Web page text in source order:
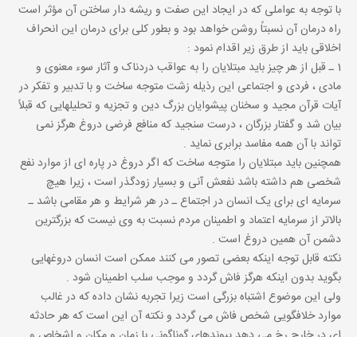
با توجه به عواملى که در ایجاد این صفت و ریشه دار ساختن آن مؤثر است
راه درمان آن نسبتاً روشن خواهد بود و بطور کلى براى درمان این انحراف
اخلاقى باید از طرق زیر اقدام نمود :
1 ـ قبل از هر چیز باید مبتلایان را به عواقب دردناک و آثار سوء معنوى و
مادى ، فردى و اجتماعى این رذیله زشت متوجه ساخت و با تدبیر و تفکر در
آیات قرآن مجید و سخنان پیشوایان بزرگ دین و تجزیه و تحلیلهایى که قبلاً
بیان شد و گفتار بزرگان ، درست سنجید که منافع فرضى دروغ هرگز نمى
تواند با آن همه مفاسد برابرى نماید .
همچنین باید مبتلایان را متوجه ساخت که اگر دروغ در پاره اى از موارد نفع
شخصى هم داشته باشد نفعش آنى و بسیار زودگذر است ، زیرا هیچ
سرمایه اى براى یک انسان در اجتماع ـ در هر شرایط و هر مقامى باشد ـ
بالاتر از سرمایه اعتماد و اطمینان مردم نسبت به وى نیست که بزرگترین
دشمن آن همین دروغ است .
نکته قابل توجه اینکه بعضى تصور مى کنند ممکن است انسان دروغهایى
بگوید بدون اینکه هرگز فاش گردد و موجب سلب اطمینان شود .
ولى این موضوع اشتباه بزرگى است زیرا تجربه نشان داده که در غالب
موارد خلافگویى شخص فاش مى گردد و نکته آن این است که هر حادثه